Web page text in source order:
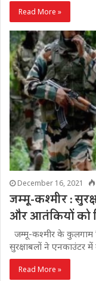
Read More »
December 16, 2021
जम्मू-कश्मीर :
और आतंकियों को
जम्मू-कश्मीर के कुलगाम
सुरक्षाबलों ने एनकाउंटर
Read More »